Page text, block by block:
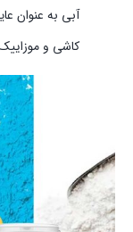
آبی به عنوان
کاشی و